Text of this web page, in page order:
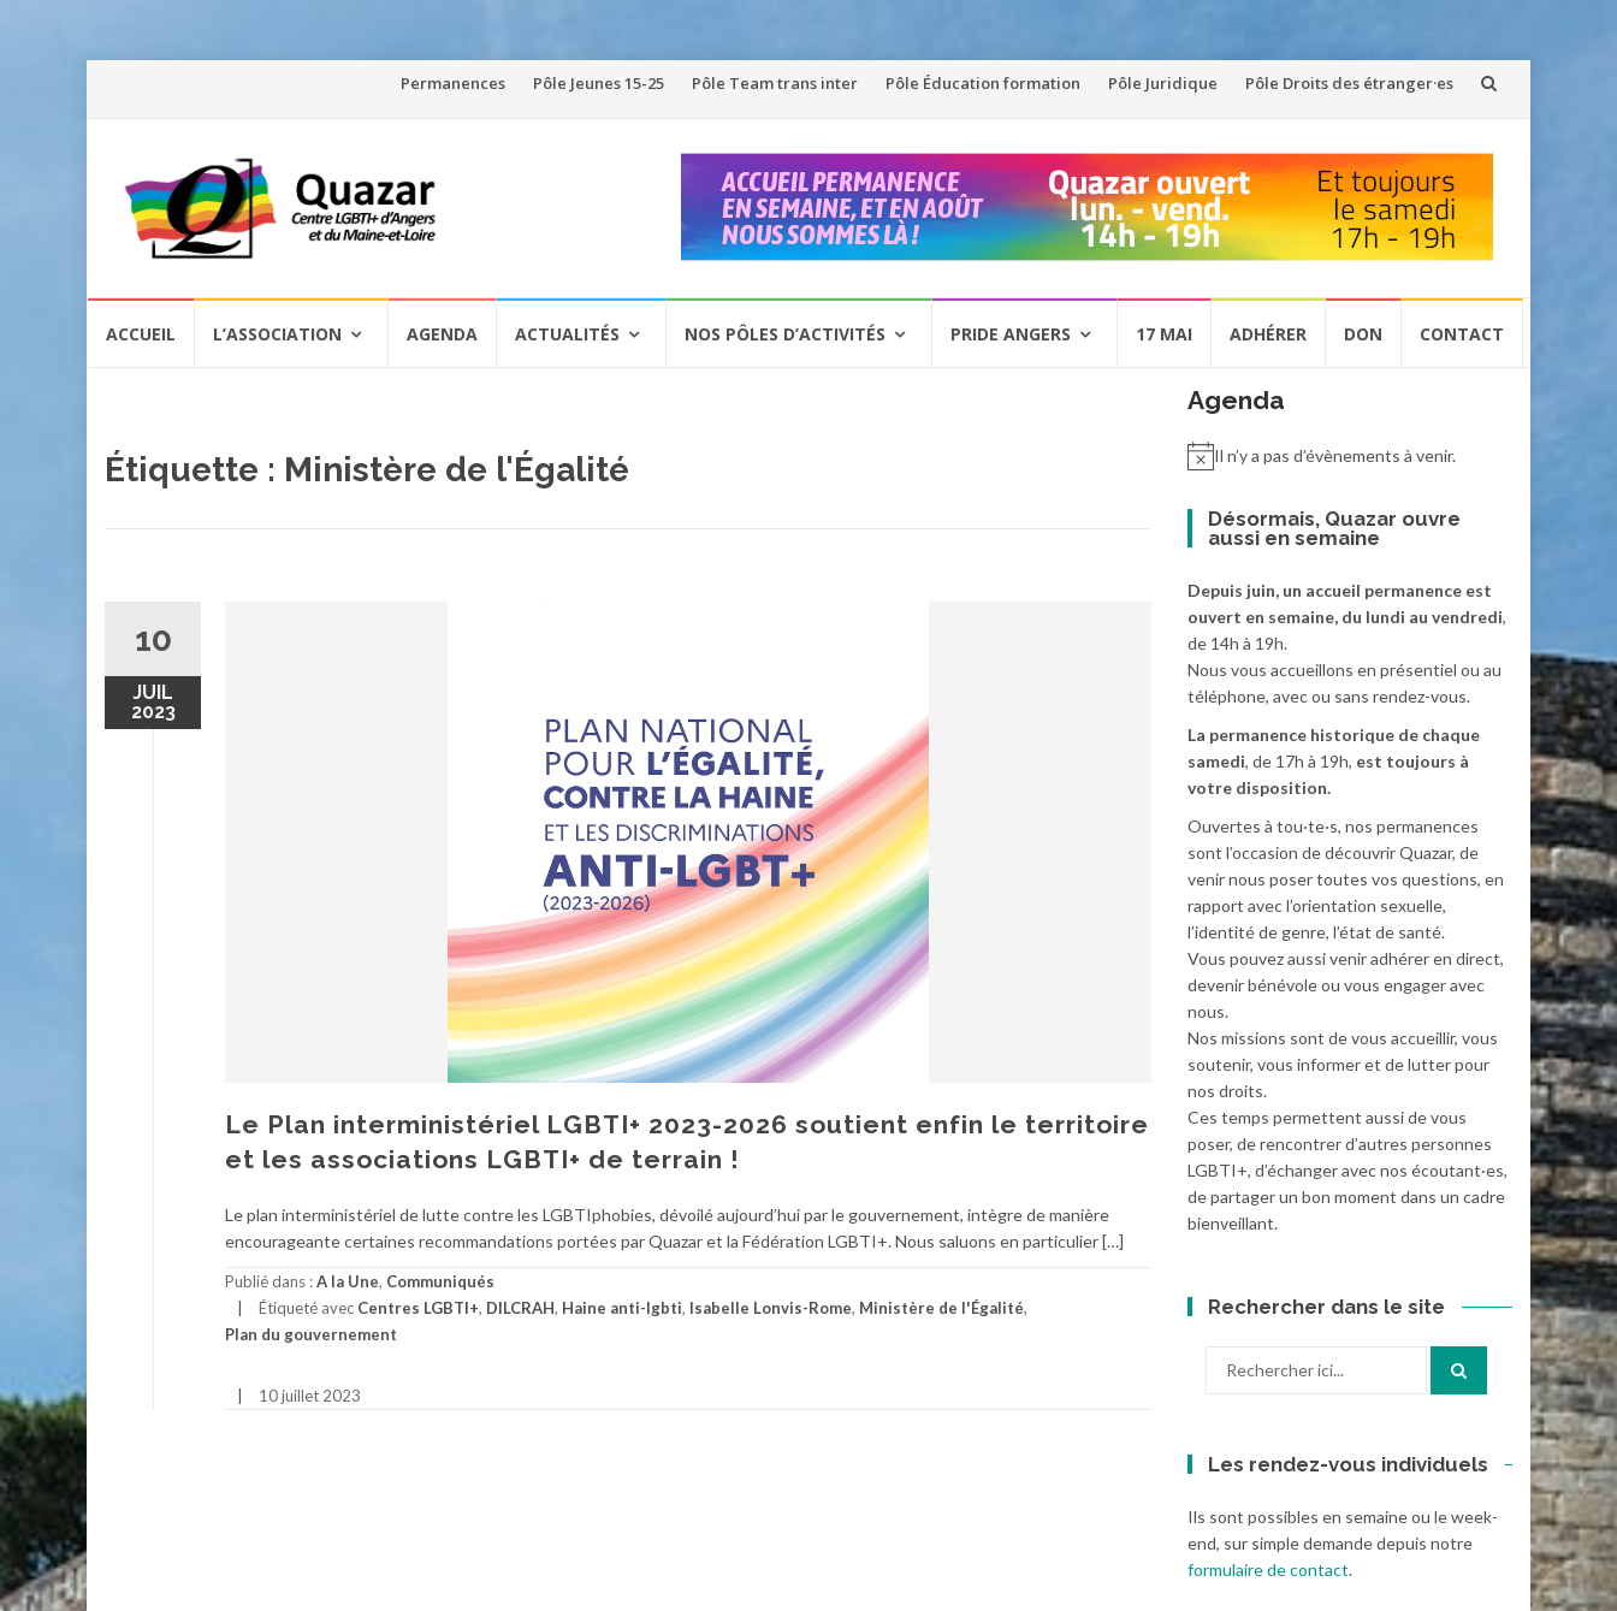
Aller
Permanences Pôle Jeunes 15-25 Pôle Team trans inter Pôle Éducation formation Pôle Juridique Pôle Droits des étranger·es
ACCUEIL L’ASSOCIATION AGENDA ACTUALITÉS NOS PÔLES D’ACTIVITÉS PRIDE ANGERS 17 MAI ADHÉRER DON CONTACT
Étiquette : Ministère de l'Égalité
10
JUIL
2023
Le Plan interministériel LGBTI+ 2023-2026 soutient enfin le territoire
et les associations LGBTI+ de terrain !
Le plan interministériel de lutte contre les LGBTIphobies, dévoilé aujourd’hui par le gouvernement, intègre de manière
encourageante certaines recommandations portées par Quazar et la Fédération LGBTI+. Nous saluons en particulier […]
Publié dans :A la Une, Communiqués
Étiqueté avec Centres LGBTI+, DILCRAH, Haine anti-lgbti, Isabelle Lonvis-Rome, Ministère de l'Égalité,
Plan du gouvernement
10 juillet 2023
Agenda
Il n’y a pas d’évènements à venir.
Désormais, Quazar ouvre
aussi en semaine
Depuis juin, un accueil permanence est
ouvert en semaine, du lundi au vendredi,
de 14h à 19h.
Nous vous accueillons en présentiel ou au
téléphone, avec ou sans rendez-vous.
La permanence historique de chaque
samedi, de 17h à 19h, est toujours à
votre disposition.
Ouvertes à tou·te·s, nos permanences
sont l’occasion de découvrir Quazar, de
venir nous poser toutes vos questions, en
rapport avec l’orientation sexuelle,
l’identité de genre, l’état de santé.
Vous pouvez aussi venir adhérer en direct,
devenir bénévole ou vous engager avec
nous.
Nos missions sont de vous accueillir, vous
soutenir, vous informer et de lutter pour
nos droits.
Ces temps permettent aussi de vous
poser, de rencontrer d’autres personnes
LGBTI+, d’échanger avec nos écoutant·es,
de partager un bon moment dans un cadre
bienveillant.
Rechercher dans le site
Les rendez-vous individuels
Ils sont possibles en semaine ou le week-
end, sur simple demande depuis notre
formulaire de contact.